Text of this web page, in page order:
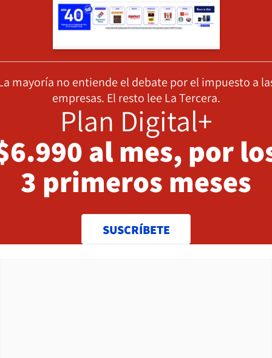
mayoría no entiende el debate por el impuesto a
empresas. El resto lee La Tercera.
Plan Digital+
al mes, por
3 primeros meses
SUSCRÍBETE